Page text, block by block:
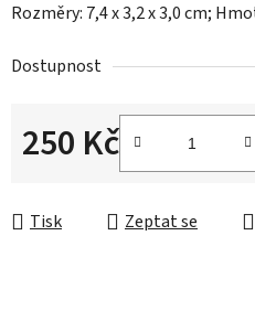
Rozměry: 7,4 x 3,2 x 3,0 cm;
Dostupnost
250 Kč
Tisk Zeptat se